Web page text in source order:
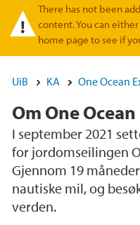
Warning
There has not been
content. You can
home page to see if
UiB KA One Ocean
Om One
I september 2021
for jordomseilingen
Gjennom 19
nautiske mil, og
verden.